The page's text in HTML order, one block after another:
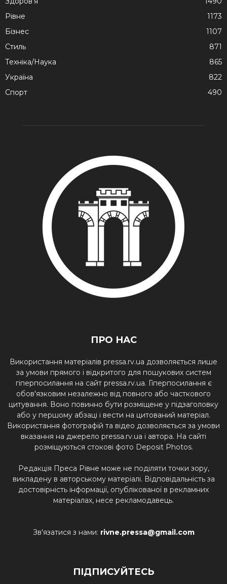
Рівне
1173
Бізнес
1107
Стиль
871
Техніка/Наука
865
Україна
822
Спорт
490
ПРО НАС
Використання матеріалів pressa.rv.ua дозволяється лише
за умови прямого і відкритого для пошукових систем
гіперпосилання на сайт pressa.rv.ua. Гіперпосилання є
обов'язковим незалежно від повного або часткового
цитування. Воно повинно бути розміщене у підзаголовку
або у першому абзаці і вести на цитований матеріал.
Використання фотографій та відео дозволяється за умови
вказання на джерело pressa.rv.ua і автора. На сайті
розміщуються стокові фото Deposit Photos.
Редакція Преса Рівне може не поділяти точки зору,
викладену в авторському матеріалі. Відповідальність за
достовірність інформації, опублікованої в рекламних
матеріалах, несе рекламодавець.
Зв'язатися з нами: rivne.pressa@gmail.com
ПІДПИСУЙТЕСЬ